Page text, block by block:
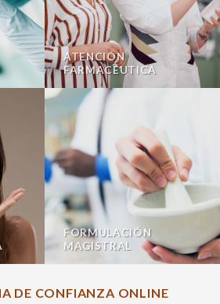
ATENCIÓN
FARMACÉUTICA
FORMULACIÓN
MAGISTRAL
DE CONFIANZA ONLINE